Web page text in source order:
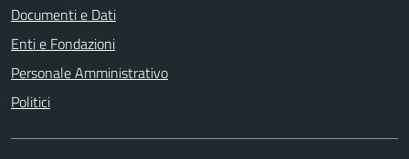
Documenti e Dati
Enti e Fondazioni
Personale Amministrativo
Politici